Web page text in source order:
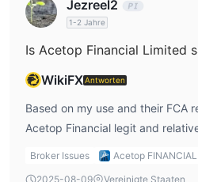
Jezreel2
1-2 Jahre
Is Acetop Financial Limited
WikiFXAntworten
Based on my use and their FCA
Acetop Financial legit and
require segregation of client
Broker Issues Acetop
2025-08-09
Vereinigte Staaten